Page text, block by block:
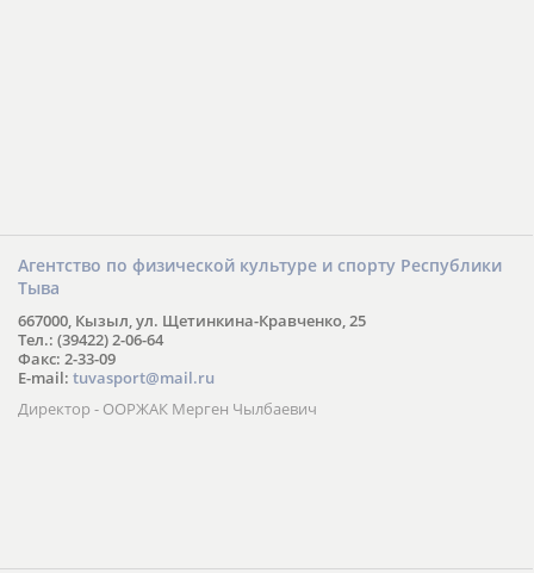
Агентство по физической культуре и спорту Республики
Тыва
667000, Кызыл, ул. Щетинкина-Кравченко, 25
Тел.: (39422) 2-06-64
Факс: 2-33-09
E-mail: tuvasport@mail.ru
Директор - ООРЖАК Мерген Чылбаевич